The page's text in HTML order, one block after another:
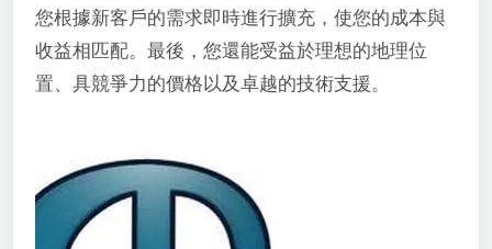
您根據新客戶的需求即時進行擴充，使您的成本與
收益相匹配。最後，您還能受益於理想的地理位
置、具競爭力的價格以及卓越的技術支援。